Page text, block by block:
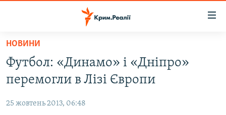
Перейти
основного
матеріалу
Перейти
до
НОВИНИ
ВОДА.КРИМ
ВІДЕО ТА ФОТО
ПОЛІТИКА
НОВИНИ
Футбол: «Динамо» і «Дніпро»
перемогли в Лізі Європи
25 жовтень 2013, 06:48